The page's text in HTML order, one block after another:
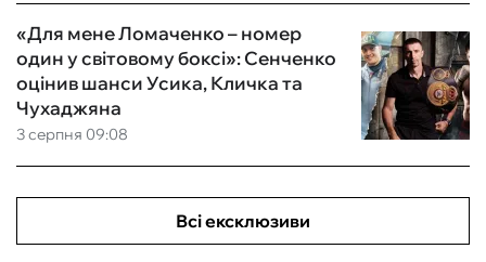
3 серпня 09:08
«Для мене Ломаченко – номер
один у світовому боксі»: Сенченко
оцінив шанси Усика, Кличка та
Чухаджяна
Всі ексклюзиви